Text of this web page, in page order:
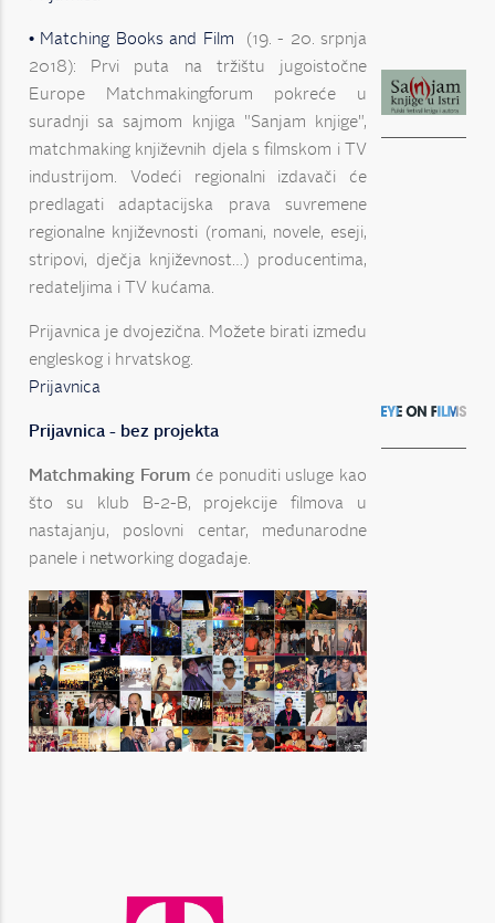
• Matching Books and Film
(19. - 20. srpnja
2018): Prvi puta na tržištu jugoistočne
Europe Matchmakingforum pokreće u
suradnji sa sajmom knjiga "Sanjam knjige",
matchmaking književnih djela s filmskom i TV
industrijom. Vodeći regionalni izdavači će
predlagati adaptacijska prava suvremene
regionalne književnosti (romani, novele, eseji,
stripovi, dječja književnost…) producentima,
redateljima i TV kućama.
Prijavnica je dvojezična. Možete birati između
engleskog i hrvatskog.
Prijavnica
Prijavnica - bez projekta
Matchmaking Forum će ponuditi usluge kao
što su klub B-2-B, projekcije filmova u
nastajanju, poslovni centar, međunarodne
panele i networking događaje.